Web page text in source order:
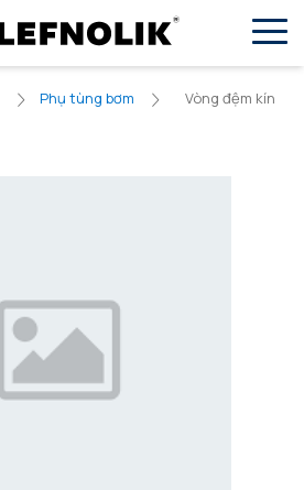
Phụ tùng bơm Vòng đệm kín